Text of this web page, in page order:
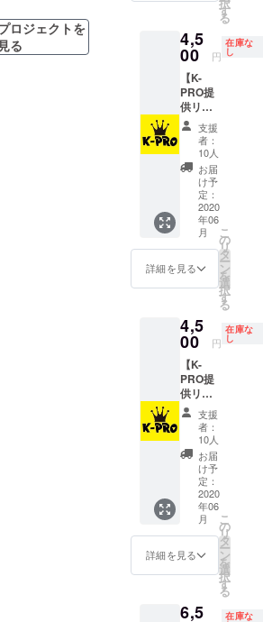
ロジェクトを
見る
場合や
不適切
と判断
された
場合は
変更を
お願い
する事
がござ
いま
す。）
※テレビ
をはじ
めとす
る各メ
ディア
で多数
のお笑
い劇場
です。
歌舞
伎町の
立地に
より看
板効果
は絶大
です。
開催
される
全ての
イベン
トの数
及ぶフ
ライ
入って
大賞」
家の藤
崎翔先
生よ
り、 同
書10冊
をサイ
ンと
メッ
セージ
入りで
ご提供
頂きま
した。
本体価
格にバ
イタス
設定の
500円を
せて頂
きリ
ターン
とさせ
て頂き
ます。
(送付先
のご住
所を必
ずご記
入下さ
い。）
す
る
4,5
00 円
在庫な
し
【K-
PRO提
供リ
ター
ン】
『K-
PRO児
島代表
ZOOM
お笑い
談義』
30分、
児島代
表と
ZOOM
い談義
できま
す。 児
島代表
に推し
をプレ
ゼンし
ても良
し、 イ
ンタ
ビュー
をして
記事に
しても
良し、
楽しく
お笑い
す。
支援
者：
10人
お届
け予
定：
2020
年06
月
詳細を見る
こ
の
リ
タ
ー
ン
を
選
択
す
る
4,5
00 円
在庫な
し
【K-
PRO提
供リ
ター
ン】
『(こっ
そりあ
なたの)
ブレナ
イ』 コ
ロナ収
束後の
平日の
いずれ
かの公
演で、
バーと
支援
者：
10人
お届
け予
定：
2020
年06
月
詳細を見る
こ
の
リ
タ
ー
ン
を
選
択
す
る
6,5 在庫な